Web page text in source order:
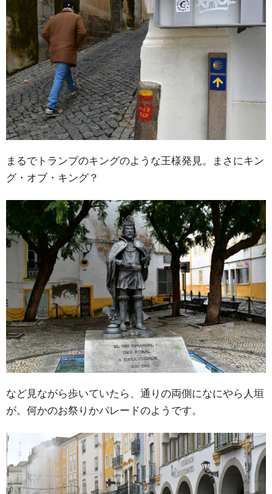
まるでトランプのキングのような王様発見。まさにキン
グ・オブ・キング？
など見ながら歩いていたら、通りの両側になにやら人垣
が。何かのお祭りかパレードのようです。